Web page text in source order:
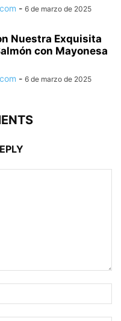
- 6 de marzo de 2025
Nuestra Exquisita
con Mayonesa
- 6 de marzo de 2025